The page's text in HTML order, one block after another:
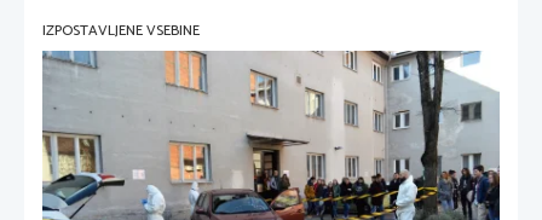
IZPOSTAVLJENE VSEBINE